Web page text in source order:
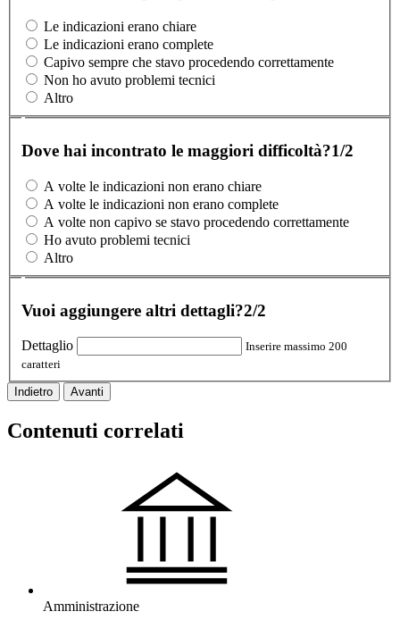
Le indicazioni erano chiare
Le indicazioni erano complete
Capivo sempre che stavo procedendo correttamente
Non ho avuto problemi tecnici
Altro
Dove hai incontrato le maggiori difficoltà?1/2
A volte le indicazioni non erano chiare
A volte le indicazioni non erano complete
A volte non capivo se stavo procedendo correttamente
Ho avuto problemi tecnici
Altro
Vuoi aggiungere altri dettagli?2/2
Dettaglio
Inserire massimo 200
caratteri
Indietro Avanti
Contenuti correlati
Amministrazione